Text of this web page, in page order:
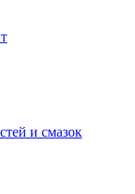
и смазок